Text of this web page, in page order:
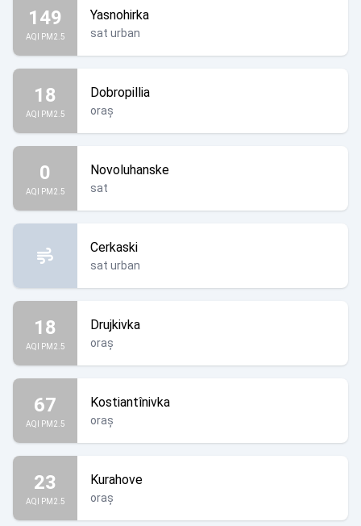
149
AQI PM2.5
Yasnohirka
sat urban
18
AQI PM2.5
Dobropillia
oraș
0
AQI PM2.5
Novoluhanske
sat
Cerkaski
sat urban
18
AQI PM2.5
Drujkivka
oraș
67
AQI PM2.5
Kostiantînivka
oraș
23
AQI PM2.5
Kurahove
oraș